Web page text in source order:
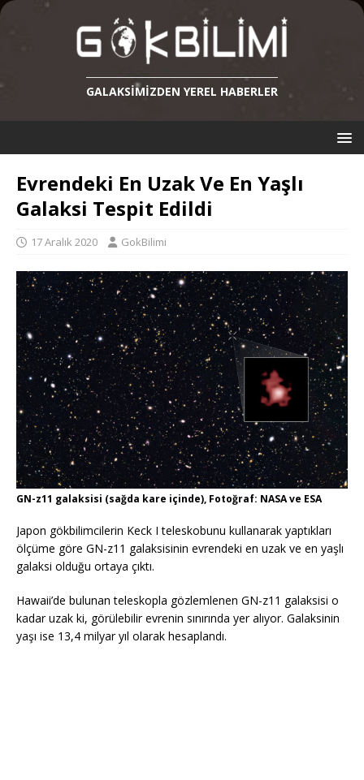
GALAKSIMIZDEN YEREL HABERLER
Evrendeki En Uzak Ve En Yaşlı
Galaksi Tespit Edildi
17 Aralık 2020 GokBilimi
GN-z11 galaksisi (sağda kare içinde), Fotoğraf: NASA ve ESA
Japon gökbilimcilerin Keck I teleskobunu kullanarak yaptıkları
ölçüme göre GN-z11 galaksisinin evrendeki en uzak ve en yaşlı
galaksi olduğu ortaya çıktı.
Hawaii’de bulunan teleskopla gözlemlenen GN-z11 galaksisi o
kadar uzak ki, görülebilir evrenin sınırında yer alıyor. Galaksinin
yaşı ise 13,4 milyar yıl olarak hesaplandı.